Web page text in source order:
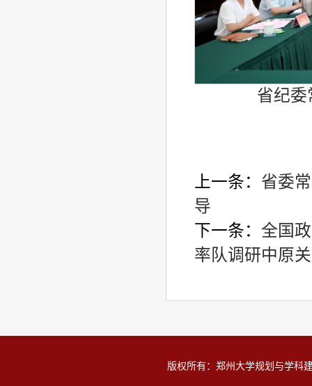
省纪委
上一条： 省委
导
下一条： 全国
率队调研中原
版权所有：郑州大学规划与学